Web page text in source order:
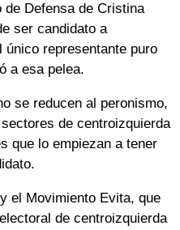
Defensa de Cristina
ser candidato a
representante puro
a esa pelea.
se reducen al peronismo,
de centroizquierda
que lo empiezan a tener
el Movimiento Evita, que
de centroizquierda